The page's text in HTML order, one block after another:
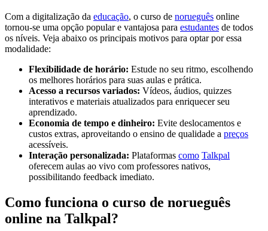
Com a digitalização da educação, o curso de norueguês online
tornou-se uma opção popular e vantajosa para estudantes de todos
os níveis. Veja abaixo os principais motivos para optar por essa
modalidade:
Flexibilidade de horário: Estude no seu ritmo, escolhendo
os melhores horários para suas aulas e prática.
Acesso a recursos variados: Vídeos, áudios, quizzes
interativos e materiais atualizados para enriquecer seu
aprendizado.
Economia de tempo e dinheiro: Evite deslocamentos e
custos extras, aproveitando o ensino de qualidade a preços
acessíveis.
Interação personalizada: Plataformas como Talkpal
oferecem aulas ao vivo com professores nativos,
possibilitando feedback imediato.
Como funciona o curso de norueguês
online na Talkpal?